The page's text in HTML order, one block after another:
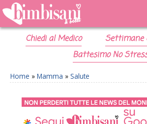
Chiedi al Medico
Settimane
Battesimo No
Home » Mamma » Salute